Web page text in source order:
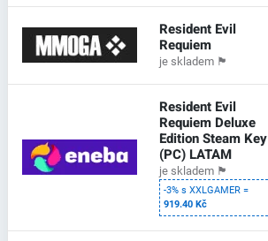
Resident Evil
Requiem
je skladem 🏴
Resident Evil
Requiem Deluxe
Edition Steam Key
(PC) LATAM
je skladem 🏴
-3% s XXLGAMER =
919.40 Kč